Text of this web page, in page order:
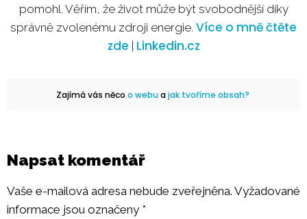
pomohl. Věřím, že život může být svobodnější díky
správně zvolenému zdroji energie. Více o mně čtěte
zde Linkedin.cz
Zajímá vás něco o webuajak tvoříme obsah?
Napsat komentář
Vaše e-mailová adresa nebude zveřejněna. Vyžadované
informace jsou označeny *